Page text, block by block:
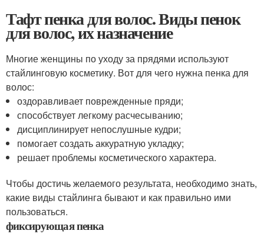
Тафт пенка для волос. Виды пенок
для волос, их назначение
Многие женщины по уходу за прядями используют
стайлинговую косметику. Вот для чего нужна пенка для
волос:
оздоравливает поврежденные пряди;
способствует легкому расчесыванию;
дисциплинирует непослушные кудри;
помогает создать аккуратную укладку;
решает проблемы косметического характера.
Чтобы достичь желаемого результата, необходимо знать,
какие виды стайлинга бывают и как правильно ими
пользоваться.
фиксирующая пенка